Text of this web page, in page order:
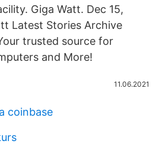
Giga Watt. Dec 15,
Latest Stories Archive
trusted source for
and More!
11.06.2021
coinbase